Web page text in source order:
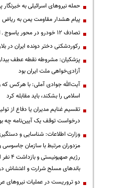
حمله نیروهای اسرائیلی به
پیام هشدار مقاومت یمن به ریاض
تصادف ۱۲ خودرو در محور یاسوج ـ اصفهان
رکوردشکنی دختر دونده ایران در
پزشکیان: مشروطه نقطه عطف
آزادی‌خواهی ملت ایران بود
آیت‌الله جوادی آملی: با هرکس
اسلامی را بشکند، باید مقابله کرد
تقسیم غنایم مدیران یا دفاع از
درخواست توقف یک آیین‌نامه چه
مزدوران مرتبط با سازمان جاسوسی
رژیم
باندهای مسلح شرارت و اغتشاش
دو تروریست در عملیات نیروهای